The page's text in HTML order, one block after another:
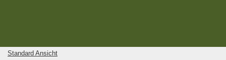
Standard Ansicht